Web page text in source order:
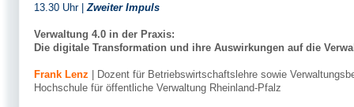
13.30 Uhr | Zweiter Impuls
Verwaltung 4.0 in der Praxis:
Die digitale Transformation und ihre Auswirkungen auf die
Frank Lenz
| Dozent für Betriebswirtschaftslehre sowie
Hochschule für öffentliche Verwaltung Rheinland-Pfalz